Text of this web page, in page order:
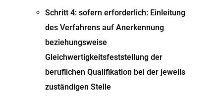
Schritt 4: sofern erforderlich: Einleitung
des Verfahrens auf Anerkennung
beziehungsweise
Gleichwertigkeitsfeststellung der
beruflichen Qualifikation bei der jeweils
zuständigen Stelle